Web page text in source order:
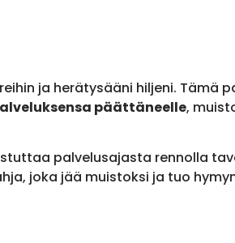
ja herätysääni hiljeni. Tämä
päättäneelle,
palvelusajasta rennolla
joka jää muistoksi ja tuo